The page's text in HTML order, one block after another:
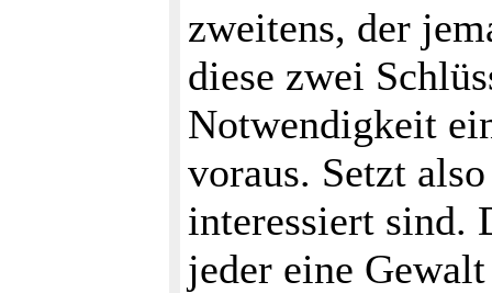
zweitens, der
diese zwei
Notwendigkeit
voraus. Setzt
interessiert sind.
jeder eine